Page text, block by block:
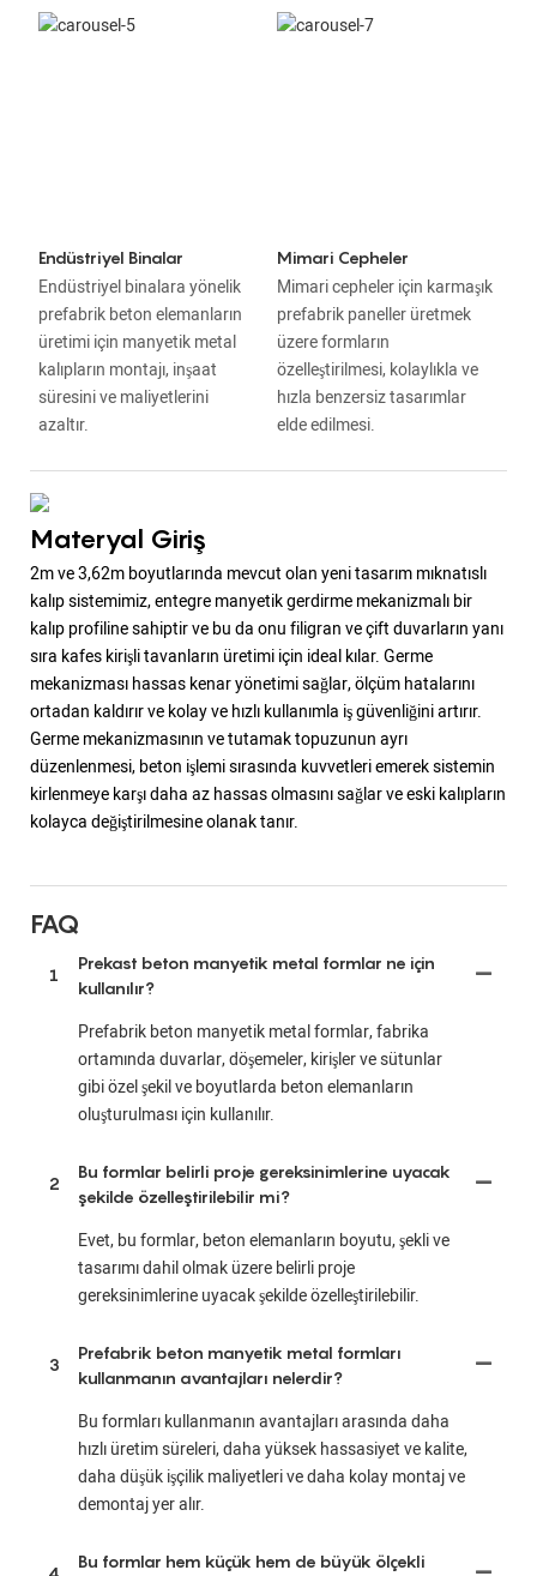
Endüstriyel Binalar
Endüstriyel binalara yönelik
prefabrik beton elemanların
üretimi için manyetik metal
kalıpların montajı, inşaat
süresini ve maliyetlerini
azaltır.
Mimari Cepheler
Mimari cepheler için karmaşık
prefabrik paneller üretmek
üzere formların
özelleştirilmesi, kolaylıkla ve
hızla benzersiz tasarımlar
elde edilmesi.
Materyal Giriş
2m ve 3,62m boyutlarında mevcut olan yeni tasarım mıknatıslı
kalıp sistemimiz, entegre manyetik gerdirme mekanizmalı bir
kalıp profiline sahiptir ve bu da onu filigran ve çift duvarların yanı
sıra kafes kirişli tavanların üretimi için ideal kılar. Germe
mekanizması hassas kenar yönetimi sağlar, ölçüm hatalarını
ortadan kaldırır ve kolay ve hızlı kullanımla iş güvenliğini artırır.
Germe mekanizmasının ve tutamak topuzunun ayrı
düzenlenmesi, beton işlemi sırasında kuvvetleri emerek sistemin
kirlenmeye karşı daha az hassas olmasını sağlar ve eski kalıpların
kolayca değiştirilmesine olanak tanır.
FAQ
1
Prekast beton manyetik metal formlar ne için
kullanılır?
Prefabrik beton manyetik metal formlar, fabrika
ortamında duvarlar, döşemeler, kirişler ve sütunlar
gibi özel şekil ve boyutlarda beton elemanların
oluşturulması için kullanılır.
2
Bu formlar belirli proje gereksinimlerine uyacak
şekilde özelleştirilebilir mi?
Evet, bu formlar, beton elemanların boyutu, şekli ve
tasarımı dahil olmak üzere belirli proje
gereksinimlerine uyacak şekilde özelleştirilebilir.
3
Prefabrik beton manyetik metal formları
kullanmanın avantajları nelerdir?
Bu formları kullanmanın avantajları arasında daha
hızlı üretim süreleri, daha yüksek hassasiyet ve kalite,
daha düşük işçilik maliyetleri ve daha kolay montaj ve
demontaj yer alır.
Bu formlar hem küçük hem de büyük ölçekli